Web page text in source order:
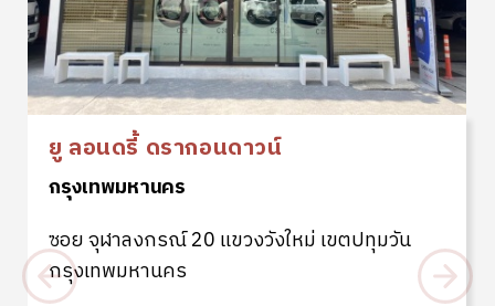
ยู ลอนดรี้ ดรากอนดาวน์
กรุงเทพมหานคร
ซอย จุฬาลงกรณ์ 20 แขวงวังใหม่ เขตปทุมวัน
กรุงเทพมหานคร